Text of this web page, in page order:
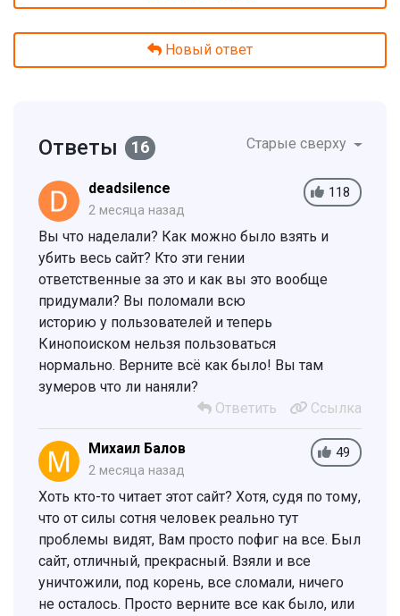
Новый ответ
Ответы 16 Старые сверху
118
deadsilence
2 месяца назад
Вы что наделали? Как можно было взять и
убить весь сайт? Кто эти гении
ответственные за это и как вы это вообще
придумали? Вы поломали всю
историю у пользователей и теперь
Кинопоиском нельзя пользоваться
нормально. Верните всё как было! Вы там
зумеров что ли наняли?
Ответить
Ссылка
49
Михаил Балов
2 месяца назад
Хоть кто-то читает этот сайт? Хотя, судя по тому,
что от силы сотня человек реально тут
проблемы видят, Вам просто пофиг на все. Был
сайт, отличный, прекрасный. Взяли и все
уничтожили, под корень, все сломали, ничего
не осталось. Просто верните все как было, или